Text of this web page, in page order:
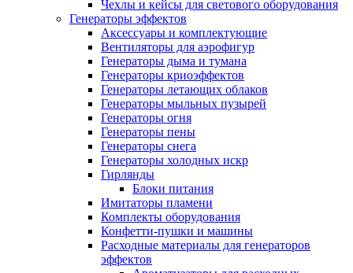
Чехлы и кейсы для светового оборудования
Генераторы эффектов
Аксессуары и комплектующие
Вентиляторы для аэрофигур
Генераторы дыма и тумана
Генераторы криоэффектов
Генераторы летающих облаков
Генераторы мыльных пузырей
Генераторы огня
Генераторы пены
Генераторы снега
Генераторы холодных искр
Гирлянды
Блоки питания
Имитаторы пламени
Комплекты оборудования
Конфетти-пушки и машины
Расходные материалы для генераторов
эффектов